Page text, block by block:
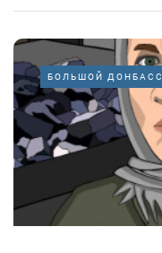
БОЛЬШОЙ ДОНБАСС